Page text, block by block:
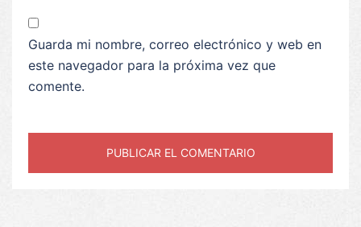
Guarda mi nombre, correo electrónico y web en
este navegador para la próxima vez que
comente.